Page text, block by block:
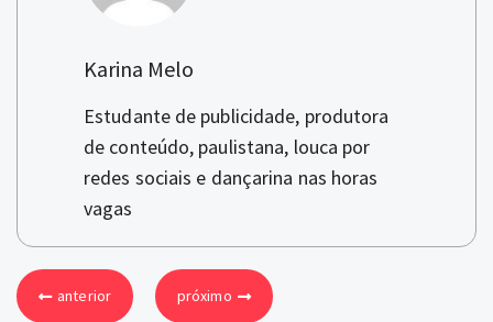
Karina Melo
Estudante de publicidade, produtora
de conteúdo, paulistana, louca por
redes sociais e dançarina nas horas
vagas
anterior próximo